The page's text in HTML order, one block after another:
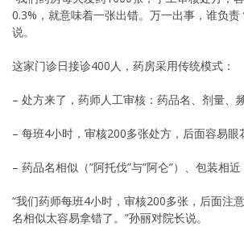
0.3%，就意味着一张出错。万一出事，谁负责
说。
这家门诊日接诊400人，药房采用传统模式：
– 处方来了，药师人工审核：药品名、剂量、
– 每班4小时，审核200多张处方，后面容易眼
– 药品名相似（”阿托伐”与”阿仑”）、包装相
“我们药师每班4小时，审核200多张，后面注
名相似太容易拿错了。”孙丽对院长说。